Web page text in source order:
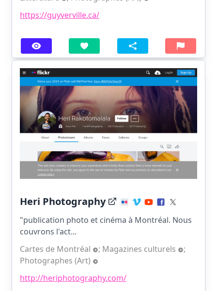
https://guyverville.ca/
Heri Photography
"publication photo et cinéma à Montréal. Nous
couvrons l'act...
Cartes de Montréal
; Magazines culturels
;
Photographes (Art)
http://heriphotography.com/